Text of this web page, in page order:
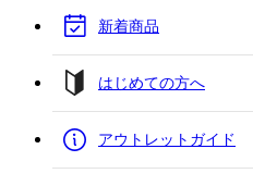
新着商品
はじめての方へ
アウトレットガイド